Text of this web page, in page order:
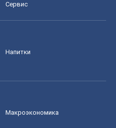
Сервис
Напитки
Mакроэкономика